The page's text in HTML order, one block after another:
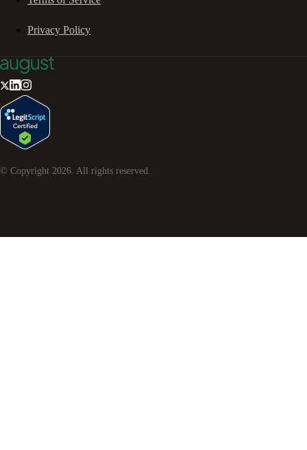
Privacy Policy
© Copyright 2026 . All rights reserved.